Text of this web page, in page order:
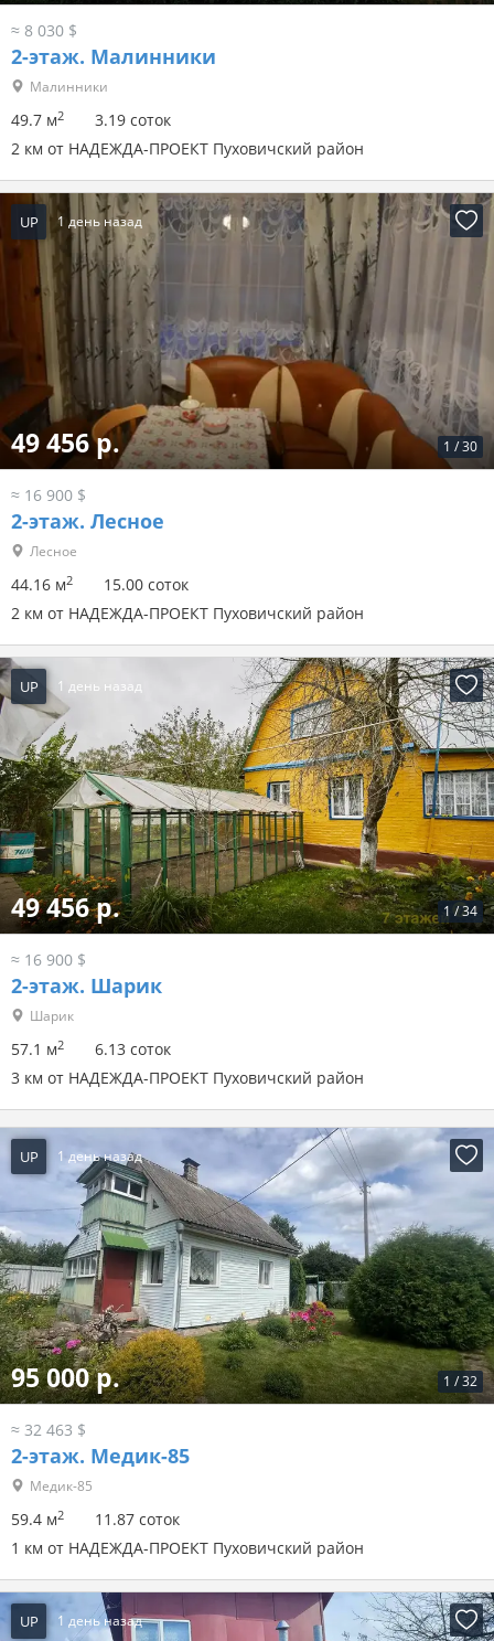
≈ 8 030 $
2-этаж. Малинники
Малинники
49.7 м2
3.19 соток
2 км от НАДЕЖДА-ПРОЕКТ Пуховичский район
UP 1 день назад
1 /30
49 456 р.
≈ 16 900 $
2-этаж. Лесное
Лесное
44.16 м2
15.00 соток
2 км от НАДЕЖДА-ПРОЕКТ Пуховичский район
UP 1 день назад
1 /34
49 456 р.
≈ 16 900 $
2-этаж. Шарик
Шарик
57.1 м2
6.13 соток
3 км от НАДЕЖДА-ПРОЕКТ Пуховичский район
UP 1 день назад
1 /32
95 000 р.
≈ 32 463 $
2-этаж. Медик-85
Медик-85
59.4 м2
11.87 соток
1 км от НАДЕЖДА-ПРОЕКТ Пуховичский район
UP 1 день назад